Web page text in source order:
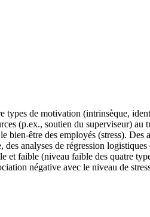
types de motivation (intrinsèque,
(p.ex., soutien du superviseur) au
être des employés (stress). Des
analyses de régression
et faible (niveau faible des quatre
négative avec le niveau de